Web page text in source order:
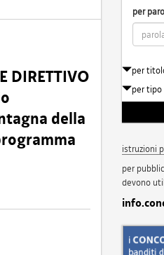
DIRETTIVO
della
per
per
per
istruzioni
per
devono